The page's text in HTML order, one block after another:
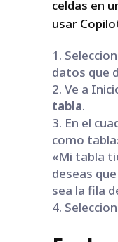
celdas en
usar
datos que
Ve a
tabla.
En el
como
«Mi tabla
deseas
sea la fila